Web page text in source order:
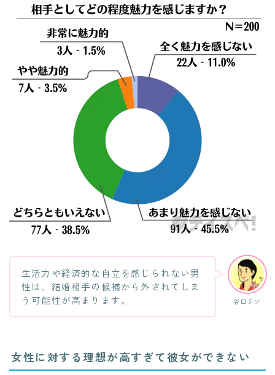
谷口テツ
生活力や経済的な自立を感じられない男
性は、結婚相手の候補から外されてしま
う可能性が高まります。
女性に対する理想が高すぎて彼女ができない